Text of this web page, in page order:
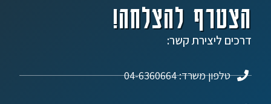
הצטרף להצלחה!
דרכים ליצירת קשר:
טלפון משרד: 04-6360664